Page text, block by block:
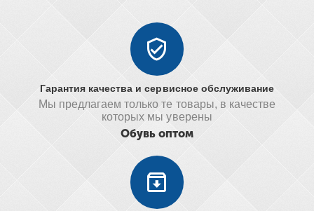
Гарантия качества и сервисное обслуживание
Мы предлагаем только те товары, в качестве
которых мы уверены
Обувь оптом